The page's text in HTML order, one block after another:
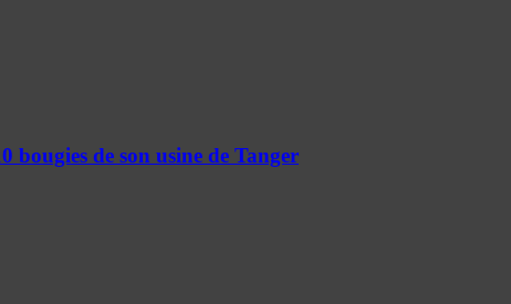
bougies de son usine de Tanger